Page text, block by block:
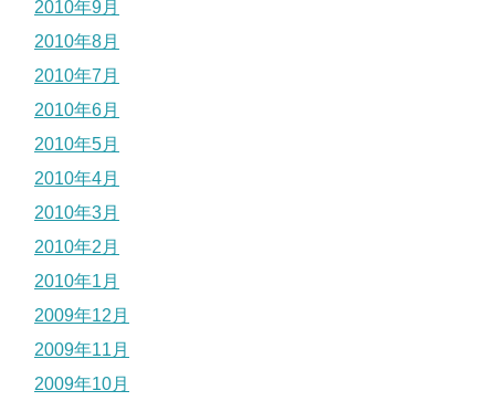
2010年9月
2010年8月
2010年7月
2010年6月
2010年5月
2010年4月
2010年3月
2010年2月
2010年1月
2009年12月
2009年11月
2009年10月